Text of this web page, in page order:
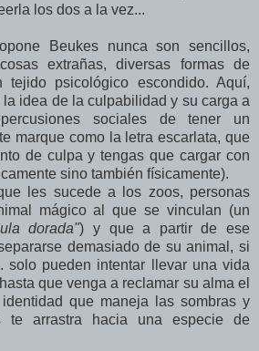
los dos a la vez...
Beukes nunca son sencillos,
extrañas, diversas formas de
psicológico escondido. Aquí,
idea de la culpabilidad y su carga a
sociales de tener un
marque como la letra escarlata, que
de culpa y tengas que cargar con
sino también físicamente).
les sucede a los zoos, personas
mágico al que se vinculan (un
dorada") y que a partir de ese
demasiado de su animal, si
solo pueden intentar llevar una vida
que venga a reclamar su alma el
identidad que maneja las sombras y
te arrastra hacia una especie de